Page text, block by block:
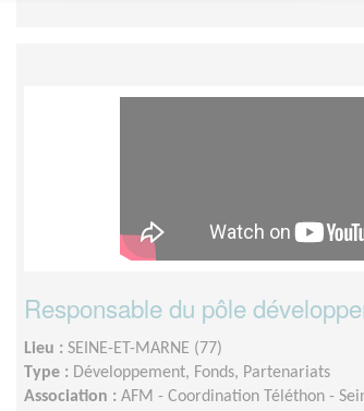
Responsable du pôle
Lieu : SEINE-ET-MARNE (77)
Type : Développement, Fonds, Partenariats
Association : AFM - Coordination Téléthon -